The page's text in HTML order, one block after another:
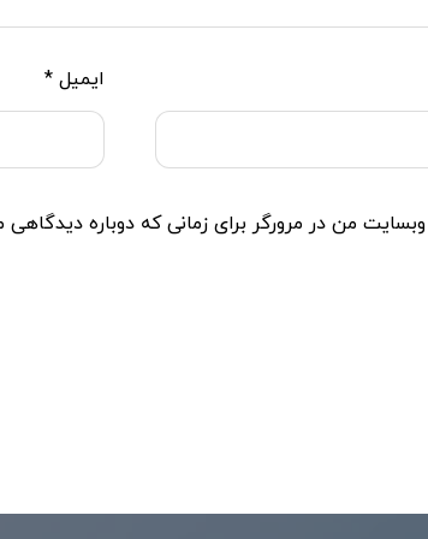
ایمیل*
من در مرورگر برای زمانی که دوباره